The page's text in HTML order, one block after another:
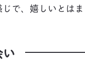
で、嬉しいとはま